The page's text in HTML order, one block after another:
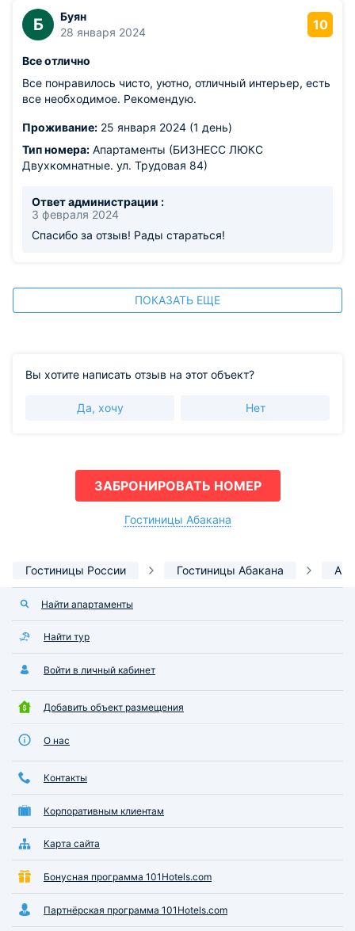
Б
Буян
28 января 2024
10
Все отлично
Все понравилось чисто, уютно, отличный интерьер, есть
все необходимое. Рекомендую.
Проживание: 25 января 2024 (1 день)
Тип номера: Апартаменты (БИЗНЕСС ЛЮКС
Двухкомнатные. ул. Трудовая 84)
Ответ администрации :
3 февраля 2024
Спасибо за отзыв! Рады стараться!
ПОКАЗАТЬ ЕЩЕ
Вы хотите написать отзыв на этот объект?
Да, хочу Нет
ЗАБРОНИРОВАТЬ НОМЕР
Гостиницы Абакана
Гостиницы России Гостиницы Абакана
Найти апартаменты
Найти тур
Войти в личный кабинет
Добавить объект размещения
О нас
Контакты
Корпоративным клиентам
Карта сайта
Бонусная программа 101Hotels.com
Партнёрская программа 101Hotels.com